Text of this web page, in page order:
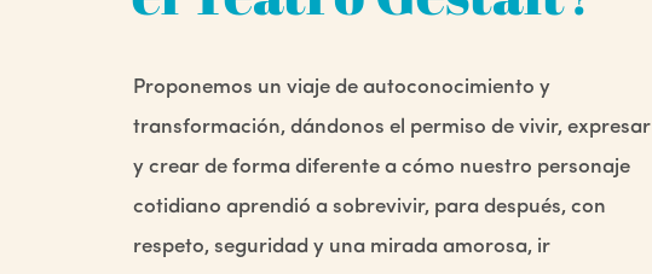
Proponemos un viaje de autoconocimiento y
transformación, dándonos el permiso de vivir, expresar
y crear de forma diferente a cómo nuestro personaje
cotidiano aprendió a sobrevivir, para después, con
respeto, seguridad y una mirada amorosa, ir